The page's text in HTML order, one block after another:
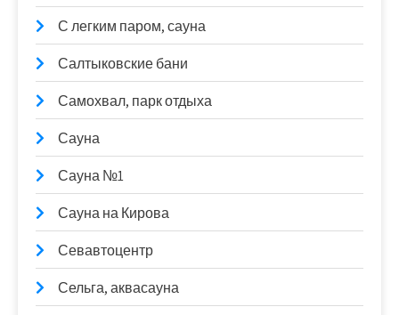
С легким паром, сауна
Салтыковские бани
Самохвал, парк отдыха
Сауна
Сауна №1
Сауна на Кирова
Севавтоцентр
Сельга, аквасауна